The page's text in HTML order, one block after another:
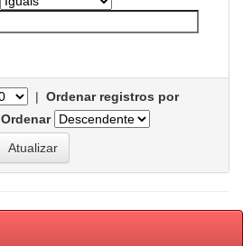
| Ordenar registros por
Ordenar